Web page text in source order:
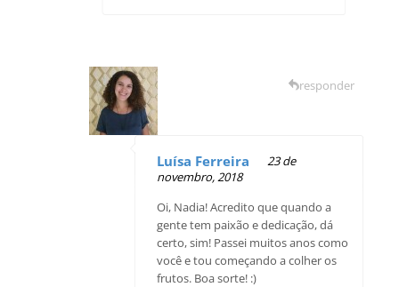
Luísa Ferreira
23 de
novembro, 2018
Oi, Nadia! Acredito que quando a
gente tem paixão e dedicação, dá
certo, sim! Passei muitos anos como
você e tou começando a colher os
frutos. Boa sorte! :)
responder